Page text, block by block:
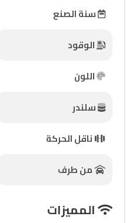
إتصل
بنا
المنتدى
كيو
نمبر
كيو
كارز
سنة الصنع
الوقود
اللون
سلندر
ناقل الحركة
من طرف
المميزات